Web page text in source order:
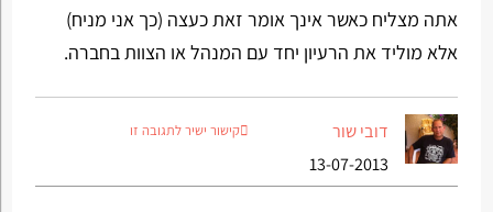
אתה מצליח כאשר אינך אומר זאת כעצה (כך אני מניח)
אלא מוליד את הרעיון יחד עם המנהל או הצוות בחברה.
דובי שור
13-07-2013
קישור ישיר לתגובה זו